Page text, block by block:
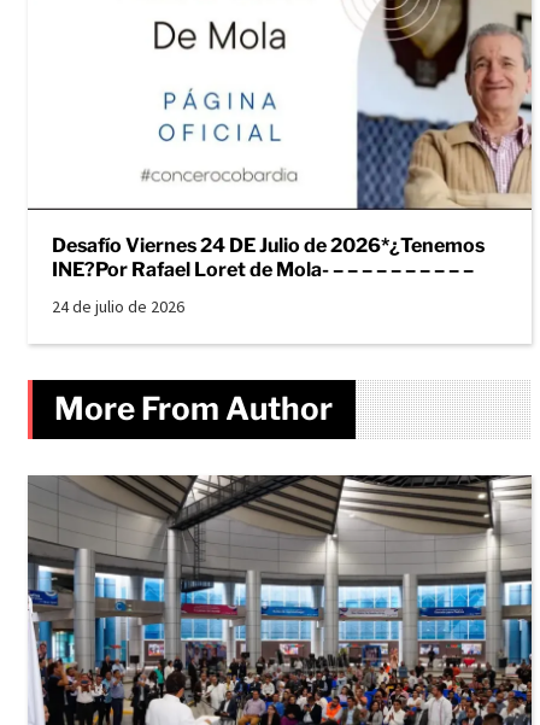
Desafío Viernes 24 DE Julio de 2026*¿Tenemos
INE?Por Rafael Loret de Mola- – – – – – – – – – –
24 de julio de 2026
More From Author